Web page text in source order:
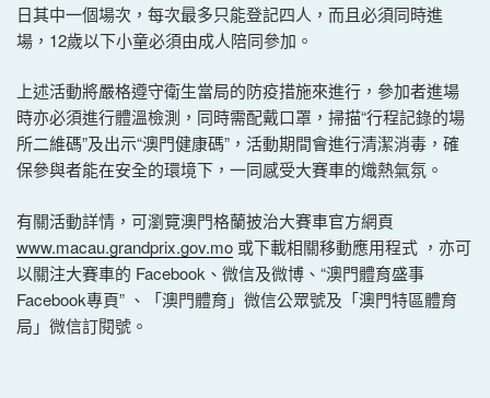
日其中一個場次，每次最多只能登記四人，而且必須同時進
場，12歲以下小童必須由成人陪同參加。
上述活動將嚴格遵守衛生當局的防疫措施來進行，參加者進場
時亦必須進行體溫檢測，同時需配戴口罩，掃描“行程記錄的場
所二維碼”及出示“澳門健康碼”，活動期間會進行清潔消毒，確
保參與者能在安全的環境下，一同感受大賽車的熾熱氣氛。
有關活動詳情，可瀏覽澳門格蘭披治大賽車官方網頁
www.macau.grandprix.gov.mo 或下載相關移動應用程式 ，亦可
以關注大賽車的 Facebook、微信及微博、“澳門體育盛事
Facebook專頁” 、「澳門體育」微信公眾號及「澳門特區體育
局」微信訂閱號。